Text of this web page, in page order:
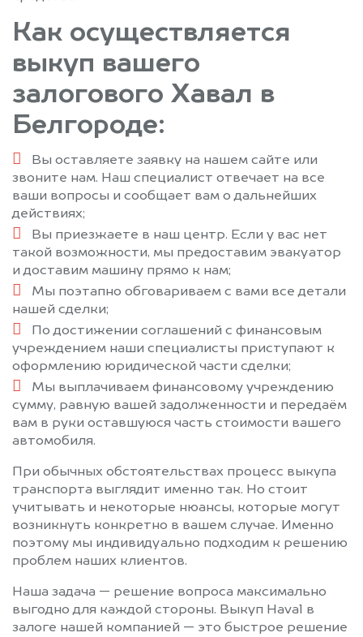
Как осуществляется
выкуп вашего
залогового Хавал в
Белгороде:
Вы оставляете заявку на нашем сайте или
звоните нам. Наш специалист отвечает на все
ваши вопросы и сообщает вам о дальнейших
действиях;
Вы приезжаете в наш центр. Если у вас нет
такой возможности, мы предоставим эвакуатор
и доставим машину прямо к нам;
Мы поэтапно обговариваем с вами все детали
нашей сделки;
По достижении соглашений с финансовым
учреждением наши специалисты приступают к
оформлению юридической части сделки;
Мы выплачиваем финансовому учреждению
сумму, равную вашей задолженности и передаём
вам в руки оставшуюся часть стоимости вашего
автомобиля.
При обычных обстоятельствах процесс выкупа
транспорта выглядит именно так. Но стоит
учитывать и некоторые нюансы, которые могут
возникнуть конкретно в вашем случае. Именно
поэтому мы индивидуально подходим к решению
проблем наших клиентов.
Наша задача — решение вопроса максимально
выгодно для каждой стороны. Выкуп Haval в
залоге нашей компанией — это быстрое решение